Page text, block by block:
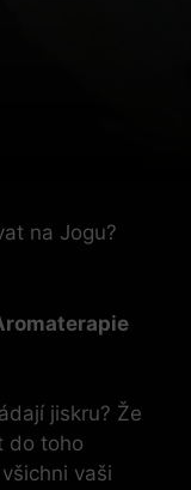
na Jogu?
jiskru? Že
do toho
vaši